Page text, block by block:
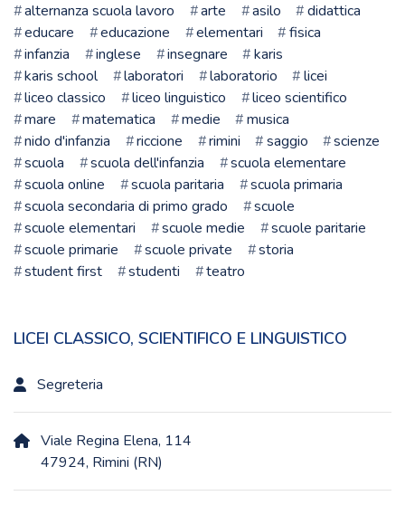
alternanza scuola lavoro arte asilo
didattica
educare
educazione elementari
fisica
infanzia
inglese insegnare
karis
karis school
laboratori laboratorio
licei
liceo classico
liceo linguistico
liceo scientifico
mare
matematica medie
musica
nido d'infanzia
riccione rimini saggio
scienze
scuola
scuola dell'infanzia
scuola elementare
scuola online
scuola paritaria
scuola primaria
scuola secondaria di primo grado
scuole
scuole elementari
scuole medie
scuole paritarie
scuole primarie
scuole private
storia
student first
studenti teatro
LICEI CLASSICO, SCIENTIFICO E LINGUISTICO
Segreteria
Viale Regina Elena, 114
47924, Rimini (RN)